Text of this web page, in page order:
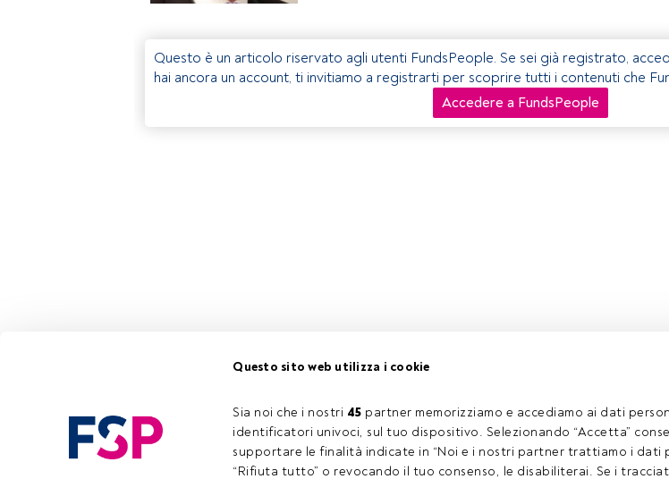
Questo sito web utilizza i cookie
Sia noi che i nostri 45 partner memorizziamo e accediamo ai dati
identificatori univoci, sul tuo dispositivo. Selezionando “Accetta”
supportare le finalità indicate in “Noi e i nostri partner trattiamo i dati
“Rifiuta tutto” o revocando il tuo consenso, le disabiliterai. Se i
Questo è un articolo riservato agli utenti FundsPeople. Se sei già registrato,
hai ancora un account, ti invitiamo a registrarti per scoprire tutti i contenuti che
Accedere a FundsPeople